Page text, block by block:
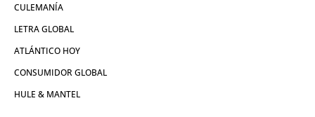
CULEMANÍA
LETRA GLOBAL
ATLÁNTICO HOY
CONSUMIDOR GLOBAL
HULE & MANTEL